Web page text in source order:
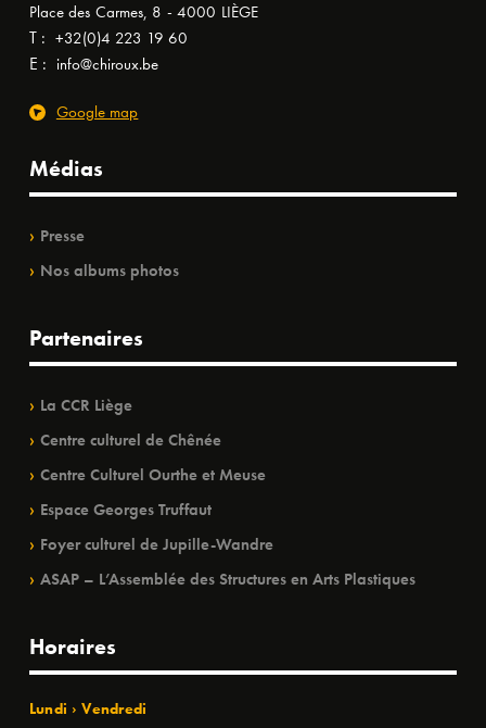
Place des Carmes, 8 - 4000 LIÈGE
T : +32(0)4 223 19 60
E : info@chiroux.be
Google map
Médias
Presse
Nos albums photos
Partenaires
La CCR Liège
Centre culturel de Chênée
Centre Culturel Ourthe et Meuse
Espace Georges Truffaut
Foyer culturel de Jupille-Wandre
ASAP – L’Assemblée des Structures en Arts Plastiques
Horaires
Lundi › Vendredi